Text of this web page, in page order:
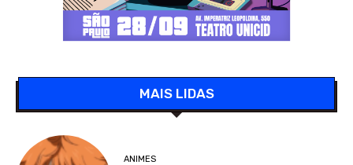
MAIS LIDAS
ANIMES